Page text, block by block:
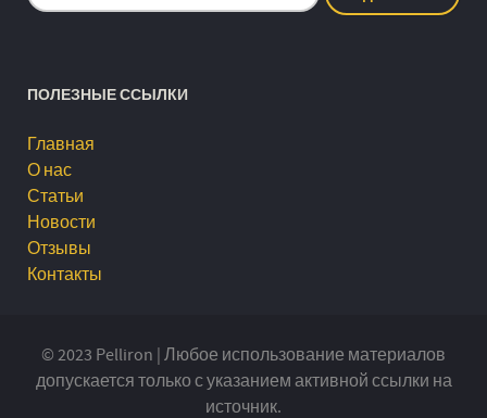
ПОЛЕЗНЫЕ ССЫЛКИ
Главная
О нас
Статьи
Новости
Отзывы
Контакты
© 2023 Pelliron | Любое использование материалов
допускается только с указанием активной ссылки на
источник.